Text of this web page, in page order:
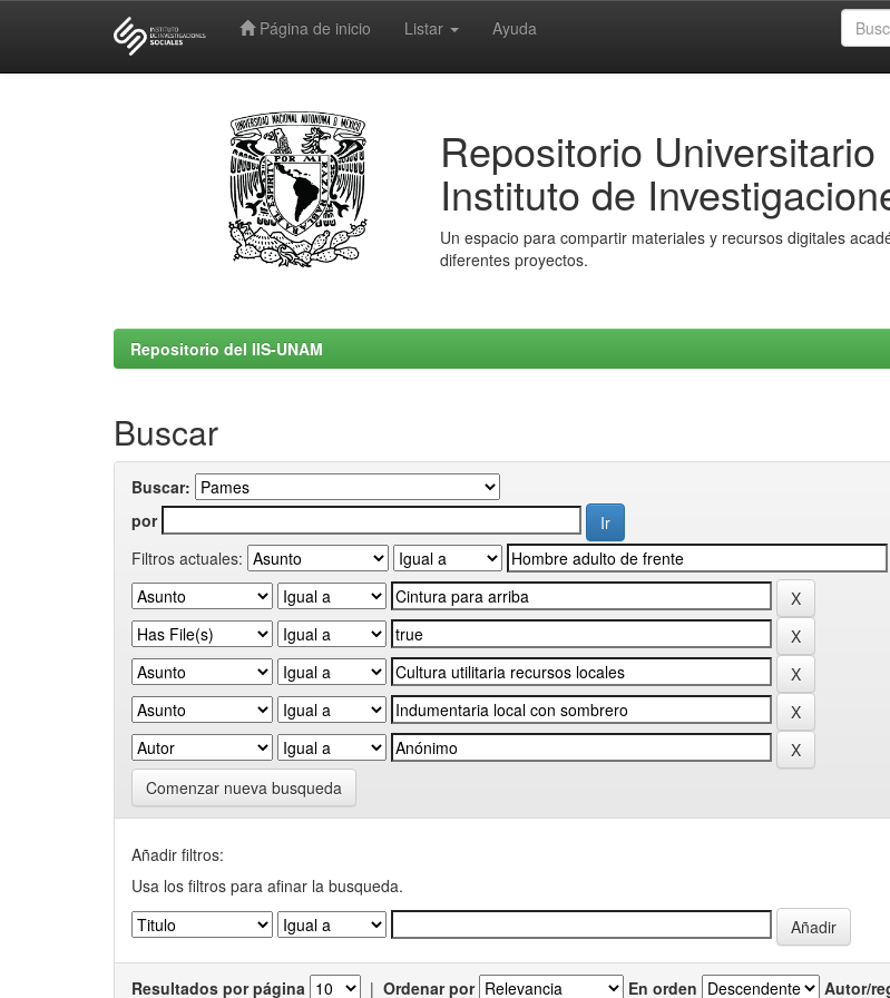
Página de inicio Listar Ayuda
Repositorio Universitario
Instituto de
Un espacio para compartir materiales y recursos digitales
diferentes proyectos.
Repositorio del IIS-UNAM
Buscar
Buscar:
por
Filtros actuales:
Comenzar nueva busqueda
Añadir filtros:
Usa los filtros para afinar la busqueda.
Resultados por página | Ordenar por En orden Autor/